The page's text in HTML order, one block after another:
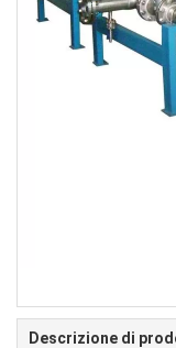
Descrizione di